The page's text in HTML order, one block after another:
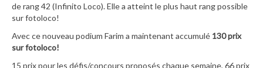
de rang 42 (Infinito Loco). Elle a atteint le plus haut rang possible
sur fotoloco!
Avec ce nouveau podium Farim a maintenant accumulé 130 prix
sur fotoloco!
15 prix pour les défis/concours proposés chaque semaine, 66 prix